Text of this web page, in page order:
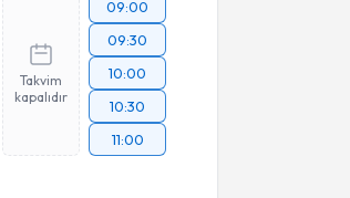
Takvim
kapalıdır
09:00
09:30
10:00
10:30
11:00